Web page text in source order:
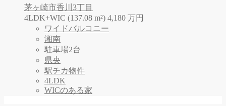
茅ヶ崎市香川3丁目
4LDK+WIC (137.08 m²) 4,180 万円
ワイドバルコニー
湘南
駐車場2台
県央
駅チカ物件
4LDK
WICのある家